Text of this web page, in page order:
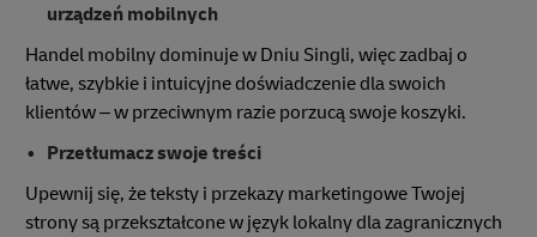
urządzeń mobilnych
Handel mobilny dominuje w Dniu Singli, więc zadbaj o
łatwe, szybkie i intuicyjne doświadczenie dla swoich
klientów – w przeciwnym razie porzucą swoje koszyki.
Przetłumacz swoje treści
Upewnij się, że teksty i przekazy marketingowe Twojej
strony są przekształcone w język lokalny dla zagranicznych